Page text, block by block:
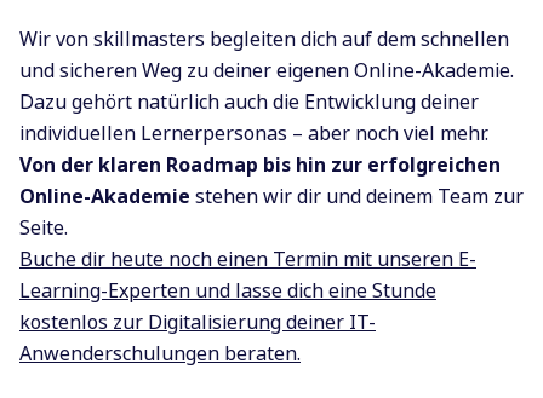
Wir von skillmasters begleiten dich auf dem schnellen
und sicheren Weg zu deiner eigenen Online-Akademie.
Dazu gehört natürlich auch die Entwicklung deiner
individuellen Lernerpersonas – aber noch viel mehr.
Von der klaren Roadmap bis hin zur erfolgreichen
Online-Akademie stehen wir dir und deinem Team zur
Seite.
Buche dir heute noch einen Termin mit unseren E-
Learning-Experten und lasse dich eine Stunde
kostenlos zur Digitalisierung deiner IT-
Anwenderschulungen beraten.